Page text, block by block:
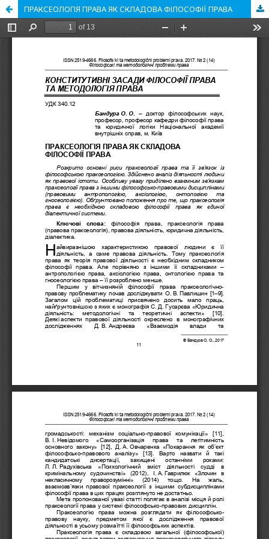
ПРАКСЕОЛОГІЯ ПРАВА ЯК СКЛАДОВА ФІЛОСОФІЇ ПРАВА